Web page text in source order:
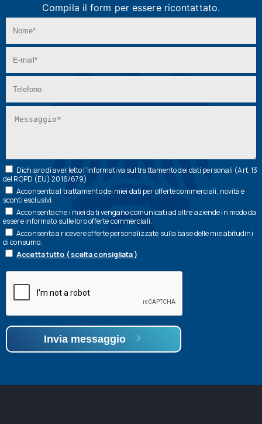
Compila il form per essere ricontattato.
Dichiaro di aver letto l’Informativa sul trattamento dei dati personali (Art. 13
del RGPD (EU) 2016/679)
Acconsento al trattamento dei miei dati per offerte commerciali, novità e
sconti esclusivi.
Acconsento che i miei dati vengano comunicati ad altre aziende in modo da
essere informato sulle loro offerte commerciali.
Acconsento a ricevere offerte personalizzate sulla base delle mie abitudini
di consumo.
Accetta tutto ( scelta consigliata )
Invia messaggio